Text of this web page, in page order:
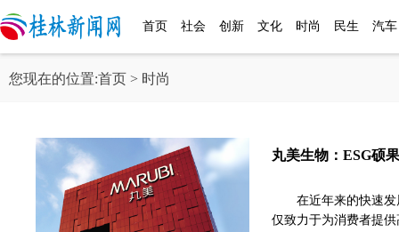
首页 社会 创新 文化 时尚 民生 汽车
您现在的位置:首页 > 时尚
丸美生物：ESG硕
在近年来的快速
仅致力于为消费者提